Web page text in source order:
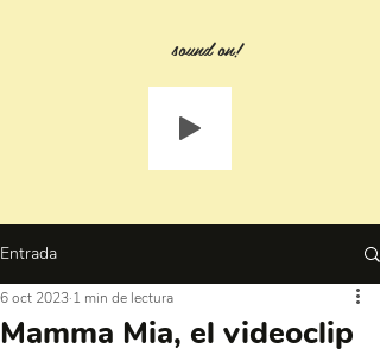
sound on!
Entrada
Mamma Mia, el videoclip
6 oct 2023 1 min de lectura